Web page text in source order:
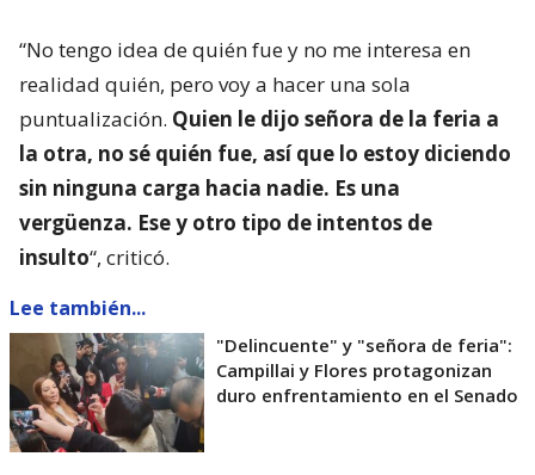
“No tengo idea de quién fue y no me interesa en
realidad quién, pero voy a hacer una sola
puntualización. Quien le dijo señora de la feria a
la otra, no sé quién fue, así que lo estoy diciendo
sin ninguna carga hacia nadie. Es una
vergüenza. Ese y otro tipo de intentos de
insulto“, criticó.
Lee también...
"Delincuente" y "señora de feria":
Campillai y Flores protagonizan
duro enfrentamiento en el Senado